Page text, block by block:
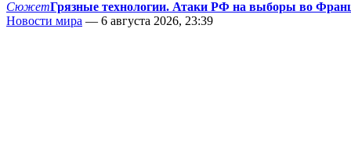
СюжетГрязные технологии. Атаки РФ на выборы во
Новости мира — 6 августа 2026, 23:39